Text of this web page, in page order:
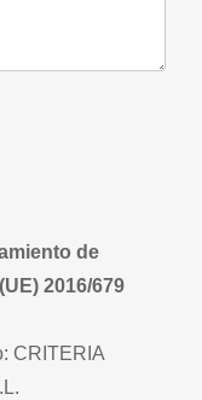
de
2016/679
CRITERIA